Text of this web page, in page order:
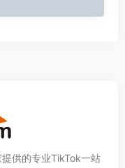
供的专业TikTok一站